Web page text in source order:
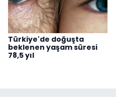
Türkiye'de doğuşta
beklenen yaşam süresi
78,5 yıl